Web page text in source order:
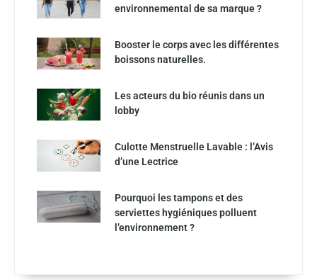
environnemental de sa marque ?
Booster le corps avec les différentes
boissons naturelles.
Les acteurs du bio réunis dans un
lobby
Culotte Menstruelle Lavable : l’Avis
d’une Lectrice
Pourquoi les tampons et des
serviettes hygiéniques polluent
l’environnement ?